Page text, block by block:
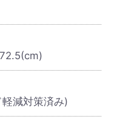
減対策済み)